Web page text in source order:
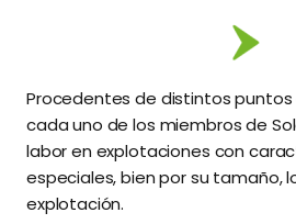
Procedentes de distintos puntos
cada uno de los miembros de
labor en explotaciones con
especiales, bien por su tamaño,
explotación.